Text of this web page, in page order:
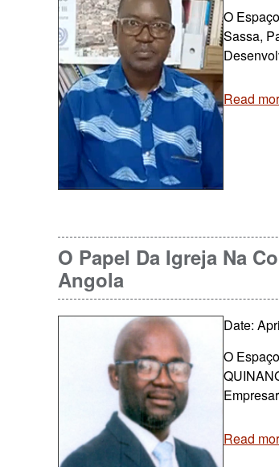
O
Sassa,
Read
O Papel Da Igreja Na
Angola
Date:
O
Read